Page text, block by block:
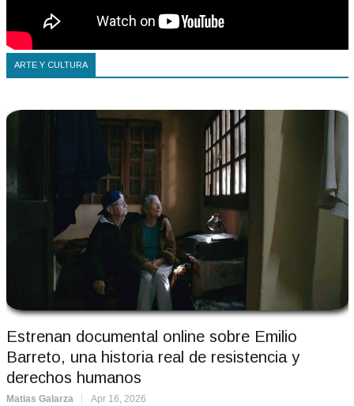
ARTE Y CULTURA
Estrenan documental online sobre Emilio
Barreto, una historia real de resistencia y
derechos humanos
Matias Galarza Apr 16, 2026